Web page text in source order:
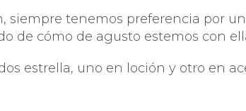
ANTI-AGE SYSTEM
siempre tenemos preferencia por
cómo de agusto estemos con
estrella, uno en loción y otro en